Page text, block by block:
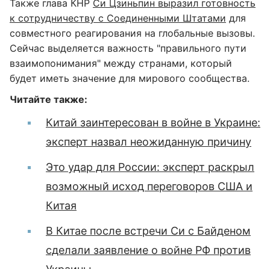
Также глава КНР Си Цзиньпин выразил готовность
к сотрудничеству с Соединенными Штатами для
совместного реагирования на глобальные вызовы.
Сейчас выделяется важность "правильного пути
взаимопонимания" между странами, который
будет иметь значение для мирового сообщества.
Читайте также:
Китай заинтересован в войне в Украине:
эксперт назвал неожиданную причину
Это удар для России: эксперт раскрыл
возможный исход переговоров США и
Китая
В Китае после встречи Си с Байденом
сделали заявление о войне РФ против